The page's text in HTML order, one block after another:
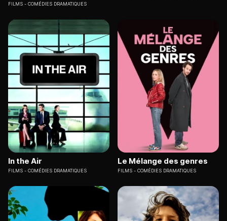
FILMS COMÉDIES DRAMATIQUES
In the Air
FILMS COMÉDIES DRAMATIQUES
Le Mélange des genres
FILMS COMÉDIES DRAMATIQUES